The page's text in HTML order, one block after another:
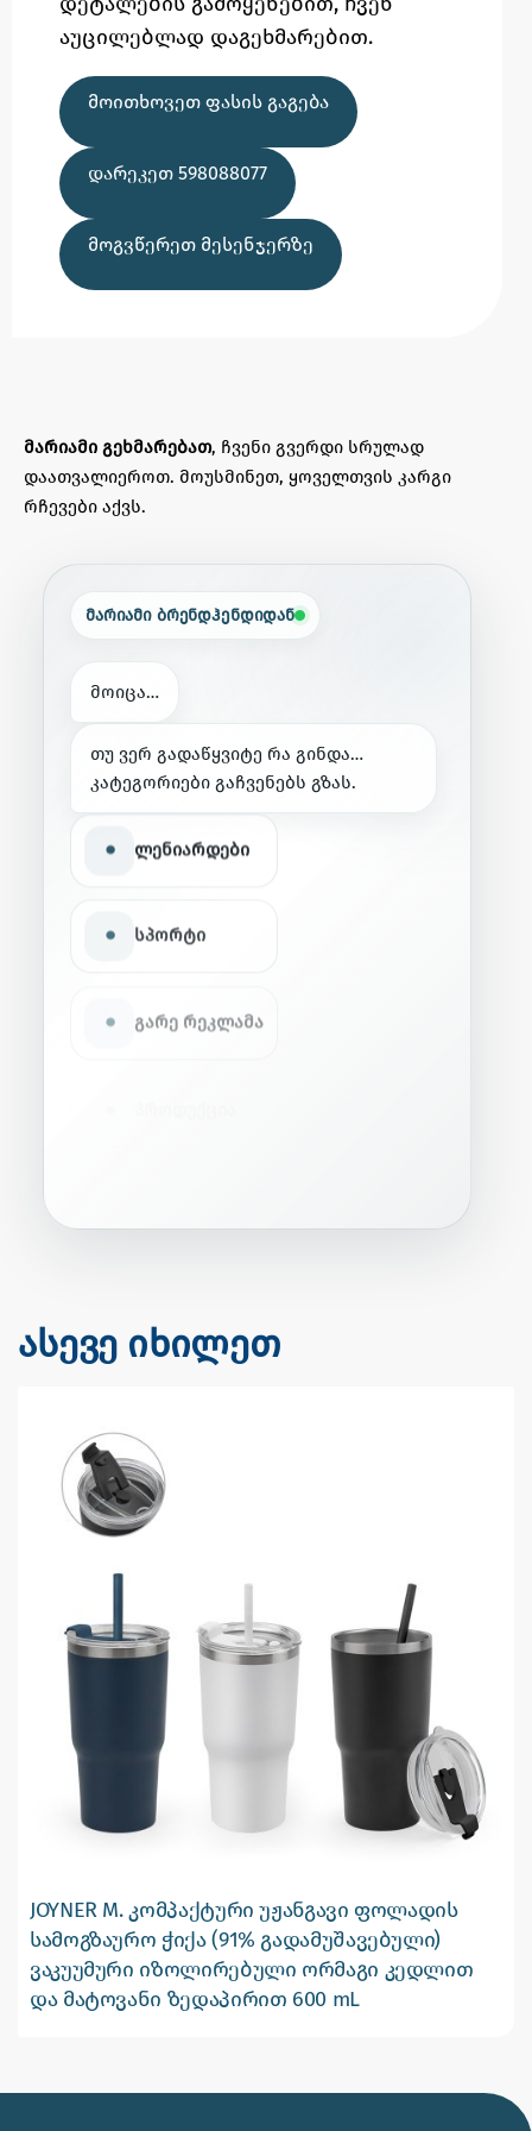
აუცილებლად დაგეხმარებით.
ᲛᲝᲘᲗᲮᲝᲕᲔᲗ ᲤᲐᲡᲘᲡ ᲒᲐᲒᲔᲑᲐ
ᲓᲐᲠᲔᲙᲔᲗ 598088077
ᲛᲝᲒᲕᲬᲔᲠᲔᲗ ᲛᲔᲡᲔᲜᲯᲔᲠᲖᲔ
მარიამი გეხმარებათ, ჩვენი გვერდი სრულად
დაათვალიეროთ. მოუსმინეთ, ყოველთვის კარგი
რჩევები აქვს.
მარიამი ბრენდჰენდიდან
მოიცა…
თუ ვერ გადაწყვიტე რა გინდა…
კატეგორიები გაჩვენებს გზას.
• ლენიარდები
• სპორტი
• გარე რეკლამა
ასევე იხილეთ
JOYNER M. კომპაქტური უჟანგავი ფოლადის
სამოგზაურო ჭიქა (91% გადამუშავებული)
ვაკუუმური იზოლირებული ორმაგი კედლით
და მატოვანი ზედაპირით 600 mL